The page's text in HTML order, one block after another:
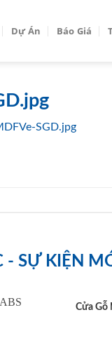
Dự Án Báo Giá
SGD.jpg
- SỰ KIỆN
Cửa Gỗ